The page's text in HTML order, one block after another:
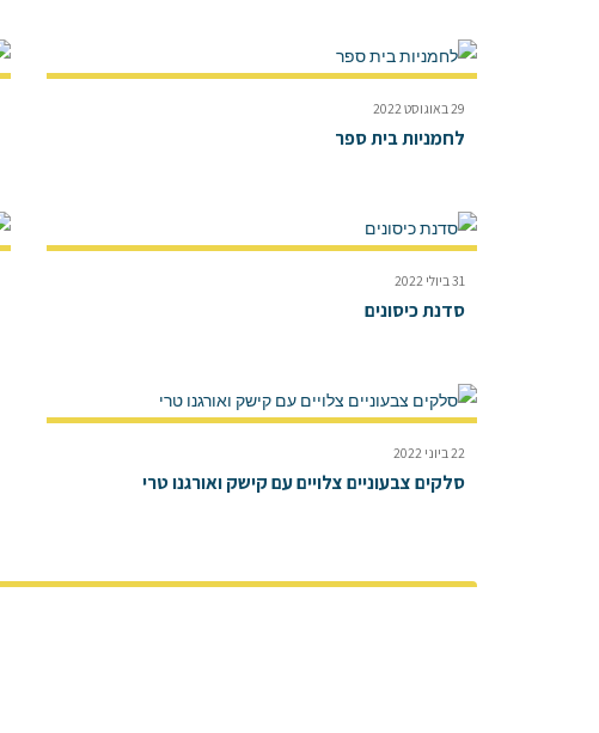
29 באוגוסט 2022
לחמניות בית ספר
31 ביולי 2022
סדנת כיסונים
22 ביוני 2022
סלקים צבעוניים צלויים עם קישק ואורגנו טרי